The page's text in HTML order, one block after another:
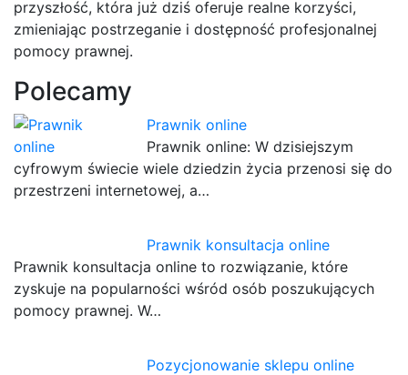
przyszłość, która już dziś oferuje realne korzyści,
zmieniając postrzeganie i dostępność profesjonalnej
pomocy prawnej.
Polecamy
Prawnik online
Prawnik online: W dzisiejszym
cyfrowym świecie wiele dziedzin życia przenosi się do
przestrzeni internetowej, a…
Prawnik konsultacja online
Prawnik konsultacja online to rozwiązanie, które
zyskuje na popularności wśród osób poszukujących
pomocy prawnej. W…
Pozycjonowanie sklepu online